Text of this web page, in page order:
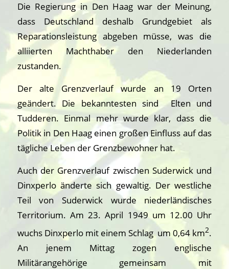
Die Regierung in Den Haag war der Meinung,
dass Deutschland deshalb Grundgebiet als
Reparationsleistung abgeben müsse, was die
alliierten Machthaber den Niederlanden
zustanden.
Der alte Grenzverlauf wurde an 19 Orten
geändert. Die bekanntesten sind Elten und
Tudderen. Einmal mehr wurde klar, dass die
Politik in Den Haag einen großen Einfluss auf das
tägliche Leben der Grenzbewohner hat.
Auch der Grenzverlauf zwischen Suderwick und
Dinxperlo änderte sich gewaltig. Der westliche
Teil von Suderwick wurde niederländisches
Territorium. Am 23. April 1949 um 12.00 Uhr
wuchs Dinxperlo mit einem Schlag um 0,64 km2.
An jenem Mittag zogen englische
Militärangehörige gemeinsam mit